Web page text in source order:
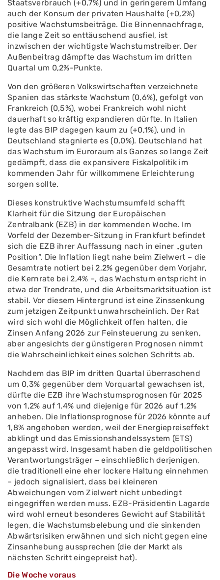
Staatsverbrauch (+0,7%) und in geringerem Umfang
auch der Konsum der privaten Haushalte (+0,2%)
positive Wachstumsbeiträge. Die Binnennachfrage,
die lange Zeit so enttäuschend ausfiel, ist
inzwischen der wichtigste Wachstumstreiber. Der
Außenbeitrag dämpfte das Wachstum im dritten
Quartal um 0,2%-Punkte.
Von den größeren Volkswirtschaften verzeichnete
Spanien das stärkste Wachstum (0,6%), gefolgt von
Frankreich (0,5%), wobei Frankreich wohl nicht
dauerhaft so kräftig expandieren dürfte. In Italien
legte das BIP dagegen kaum zu (+0,1%), und in
Deutschland stagnierte es (0,0%). Deutschland hat
das Wachstum im Euroraum als Ganzes so lange Zeit
gedämpft, dass die expansivere Fiskalpolitik im
kommenden Jahr für willkommene Erleichterung
sorgen sollte.
Dieses konstruktive Wachstumsumfeld schafft
Klarheit für die Sitzung der Europäischen
Zentralbank (EZB) in der kommenden Woche. Im
Vorfeld der Dezember-Sitzung in Frankfurt befindet
sich die EZB ihrer Auffassung nach in einer „guten
Position“. Die Inflation liegt nahe beim Zielwert – die
Gesamtrate notiert bei 2,2% gegenüber dem Vorjahr,
die Kernrate bei 2,4% –, das Wachstum entspricht in
etwa der Trendrate, und die Arbeitsmarktsituation ist
stabil. Vor diesem Hintergrund ist eine Zinssenkung
zum jetzigen Zeitpunkt unwahrscheinlich. Der Rat
wird sich wohl die Möglichkeit offen halten, die
Zinsen Anfang 2026 zur Feinsteuerung zu senken,
aber angesichts der günstigeren Prognosen nimmt
die Wahrscheinlichkeit eines solchen Schritts ab.
Nachdem das BIP im dritten Quartal überraschend
um 0,3% gegenüber dem Vorquartal gewachsen ist,
dürfte die EZB ihre Wachstumsprognosen für 2025
von 1,2% auf 1,4% und diejenige für 2026 auf 1,2%
anheben. Die Inflationsprognose für 2026 könnte auf
1,8% angehoben werden, weil der Energiepreiseffekt
abklingt und das Emissionshandelssystem (ETS)
angepasst wird. Insgesamt haben die geldpolitischen
Verantwortungsträger – einschließlich derjenigen,
die traditionell eine eher lockere Haltung einnehmen
– jedoch signalisiert, dass bei kleineren
Abweichungen vom Zielwert nicht unbedingt
eingegriffen werden muss. EZB-Präsidentin Lagarde
wird wohl erneut besonderes Gewicht auf Stabilität
legen, die Wachstumsbelebung und die sinkenden
Abwärtsrisiken erwähnen und sich nicht gegen eine
Zinsanhebung aussprechen (die der Markt als
nächsten Schritt eingepreist hat).
Die Woche voraus